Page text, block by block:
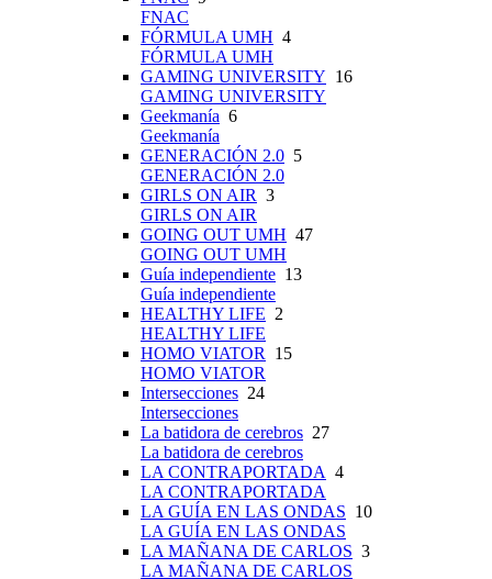
FNAC
FÓRMULA UMH 4
FÓRMULA UMH
GAMING UNIVERSITY 16
GAMING UNIVERSITY
Geekmanía 6
Geekmanía
GENERACIÓN 2.0 5
GENERACIÓN 2.0
GIRLS ON AIR 3
GIRLS ON AIR
GOING OUT UMH 47
GOING OUT UMH
Guía independiente 13
Guía independiente
HEALTHY LIFE 2
HEALTHY LIFE
HOMO VIATOR
15
HOMO VIATOR
Intersecciones 24
Intersecciones
La batidora de cerebros 27
La batidora de cerebros
LA CONTRAPORTADA 4
LA CONTRAPORTADA
LA GUÍA EN LAS ONDAS 10
LA GUÍA EN LAS ONDAS
LA MAÑANA DE CARLOS 3
LA MAÑANA DE CARLOS